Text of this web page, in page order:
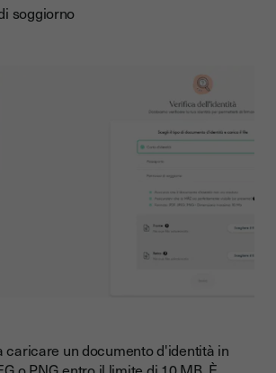
soggiorno
caricare un documento d'identità in